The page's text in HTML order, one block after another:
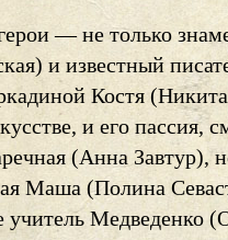
— не только
и известный
Костя
и его пассия,
(Анна Завтур),
Маша (Полина
Медведенко